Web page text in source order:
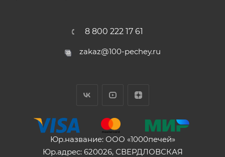
8 800 222 17 61
zakaz@100-pechey.ru
Юр.название: ООО «1000печей»
Юр.адрес: 620026, СВЕРДЛОВСКАЯ